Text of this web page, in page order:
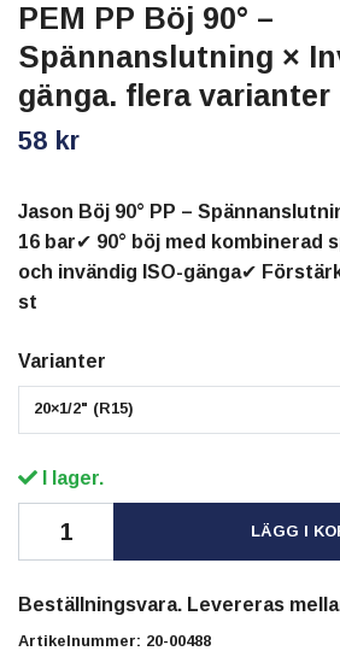
PEM PP Böj 90° –
Spännanslutning ×
gänga. flera varianter
58 kr
Jason Böj 90° PP –
16 bar✔ 90° böj med kombinerad
och invändig ISO-gänga✔
st
Varianter
20×1/2" (R15)
I lager.
LÄGG I
Beställningsvara. Levereras
Artikelnummer: 20-00488